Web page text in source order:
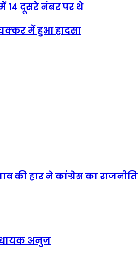
14 दूसरे नंबर पर थे
में हुआ हादसा
की हार ने कांग्रेस का
अनुज